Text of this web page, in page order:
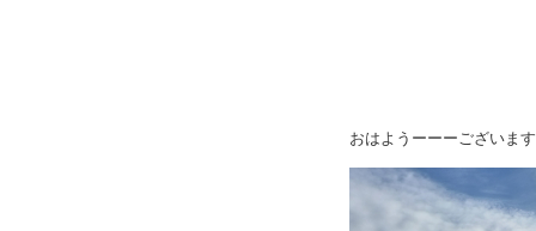
おはようーーーございま